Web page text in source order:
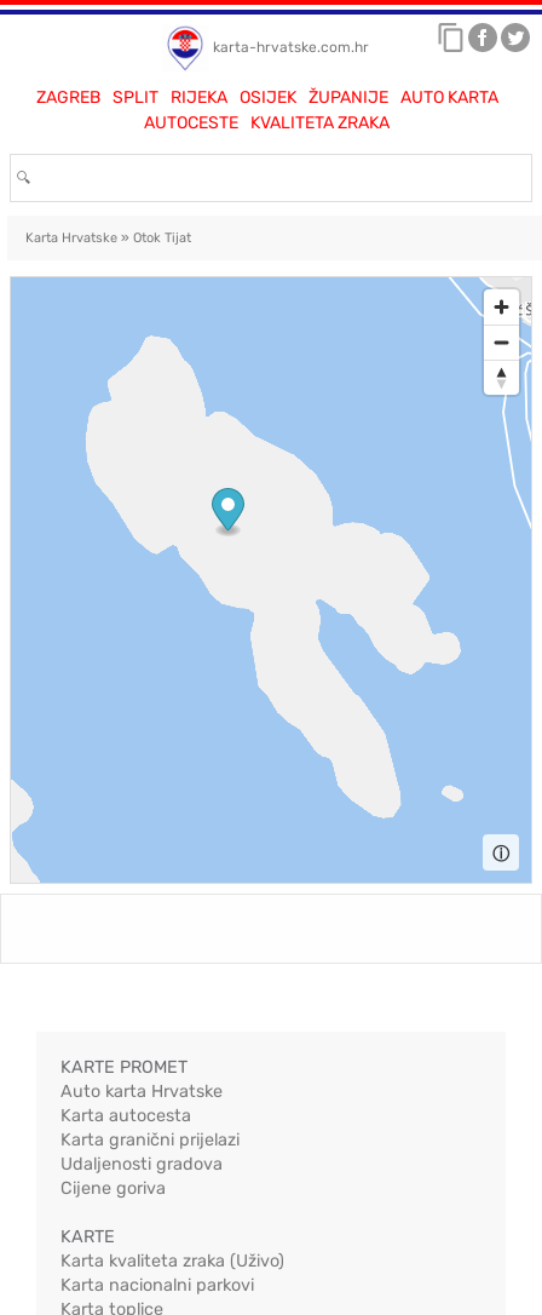
karta-hrvatske.com.hr
ZAGREB SPLIT RIJEKA OSIJEK ŽUPANIJE
AUTO KARTA
AUTOCESTE
KVALITETA ZRAKA
Karta Hrvatske» Otok Tijat
ⓘ
KARTE PROMET
Auto karta Hrvatske
Karta autocesta
Karta granični prijelazi
Udaljenosti gradova
Cijene goriva
KARTE
Karta kvaliteta zraka (Uživo)
Karta nacionalni parkovi
Karta toplice